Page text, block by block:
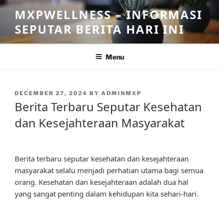
Skip
content
MXPWELLNESS – INFORMASI
SEPUTAR BERITA HARI INI
Menu
POSTED
DECEMBER 27, 2024 BY ADMINMXP
Berita Terbaru Seputar Kesehatan
dan Kesejahteraan Masyarakat
Berita terbaru seputar kesehatan dan kesejahteraan
masyarakat selalu menjadi perhatian utama bagi semua
orang. Kesehatan dan kesejahteraan adalah dua hal
yang sangat penting dalam kehidupan kita sehari-hari.